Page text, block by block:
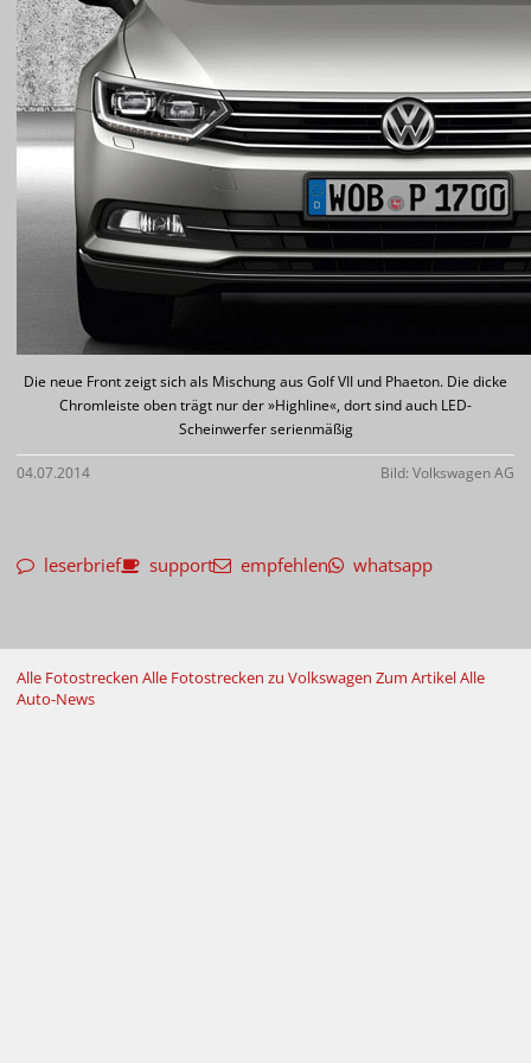
Die neue Front zeigt sich als Mischung aus Golf VII und Phaeton. Die dicke
Chromleiste oben trägt nur der »Highline«, dort sind auch LED-
Scheinwerfer serienmäßig
04.07.2014 Bild: Volkswagen AG
leserbrief support empfehlen whatsapp
Alle Fotostrecken Alle Fotostrecken zu Volkswagen Zum ArtikelAlle
Auto-News